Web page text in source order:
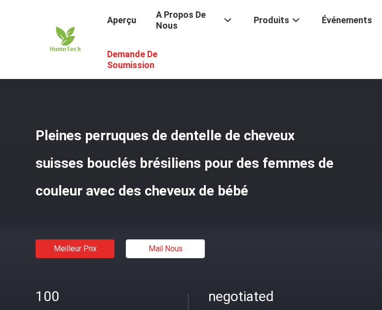
Aperçu
A Propos De
Nous
Produits Événements
Demande De
Soumission
Aperçu / Produits Perruques De Cheveux Humains Bouclés
Pleines perruques de dentelle de cheveux
suisses bouclés brésiliens pour des femmes de
couleur avec des cheveux de bébé
Meilleur Prix Mail Nous
100 negotiated